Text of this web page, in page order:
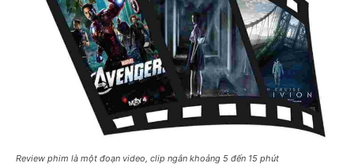
Review phim là một đoạn video, clip ngắn khoảng 5 đến 15 phút